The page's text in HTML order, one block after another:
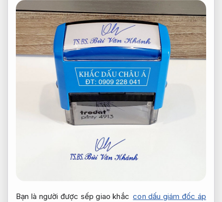
Bạn là người được sếp giao khắc con dấu giám đốc áp